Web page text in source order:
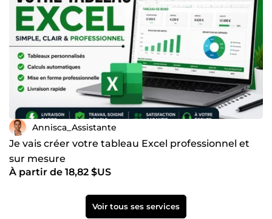
Annisca_Assistante
Je vais créer votre tableau Excel professionnel et
sur mesure
À partir de 18,82 $US
Voir tous ses services